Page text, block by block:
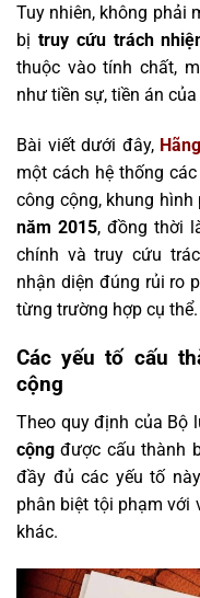
Tuy nhiên, không phải
bị truy cứu trách
thuộc vào tính chất,
như tiền sự, tiền án
Bài viết dưới đây,
một cách hệ thống
công cộng, khung
năm 2015, đồng thời
chính và truy cứu
nhận diện đúng rủi ro
từng trường hợp cụ thể.
Các yếu tố cấu
cộng
Theo quy định của Bộ
cộng được cấu thành
đầy đủ các yếu tố
phân biệt tội phạm với
khác.